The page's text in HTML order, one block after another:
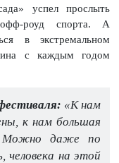
успел прослыть
роуд спорта. А
в экстремальном
с каждым годом
«К нам
к нам большая
Можно даже по
человека на этой